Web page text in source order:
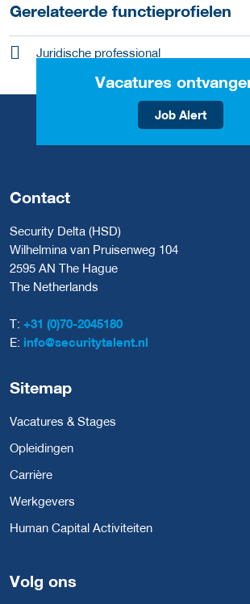
Gerelateerde functieprofielen
Juridische professional
Vacatures
Job Alert
Contact
Security Delta (HSD)
Wilhelmina van Pruisenweg 104
2595 AN The Hague
The Netherlands
T: +31 (0)70-2045180
E: info@securitytalent.nl
Sitemap
Vacatures & Stages
Opleidingen
Carrière
Werkgevers
Human Capital Activiteiten
Volg ons